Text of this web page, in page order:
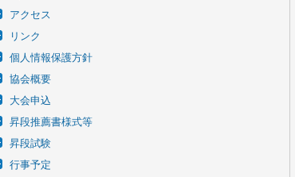
アクセス
リンク
個人情報保護方針
協会概要
大会申込
昇段推薦書様式等
昇段試験
行事予定